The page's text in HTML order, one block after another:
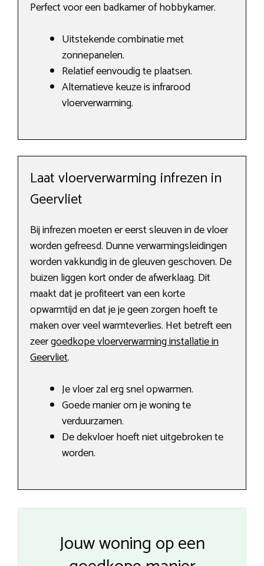
Perfect voor een badkamer of hobbykamer.
Uitstekende combinatie met
zonnepanelen.
Relatief eenvoudig te plaatsen.
Alternatieve keuze is infrarood
vloerverwarming.
Laat vloerverwarming infrezen in
Geervliet
Bij infrezen moeten er eerst sleuven in de vloer
worden gefreesd. Dunne verwarmingsleidingen
worden vakkundig in de gleuven geschoven. De
buizen liggen kort onder de afwerklaag. Dit
maakt dat je profiteert van een korte
opwarmtijd en dat je je geen zorgen hoeft te
maken over veel warmteverlies. Het betreft een
zeergoedkope vloerverwarming installatie in
Geervliet.
Je vloer zal erg snel opwarmen.
Goede manier om je woning te
verduurzamen.
De dekvloer hoeft niet uitgebroken te
worden.
Jouw woning op een